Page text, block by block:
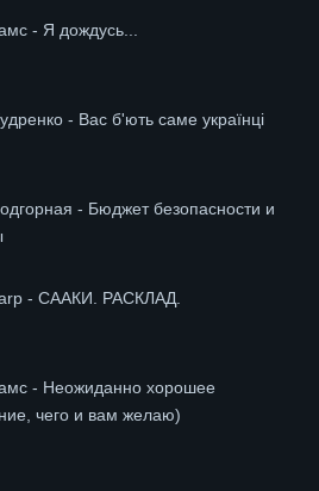
- Я дождусь...
- Вас б'ють саме українці
- Бюджет безопасности и
- СААКИ. РАСКЛАД.
- Неожиданно хорошее
чего и вам желаю)